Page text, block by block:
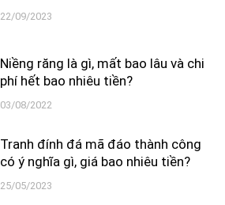
22/09/2023
Niềng răng là gì, mất bao lâu và chi
phí hết bao nhiêu tiền?
03/08/2022
Tranh đính đá mã đáo thành công
có ý nghĩa gì, giá bao nhiêu tiền?
25/05/2023